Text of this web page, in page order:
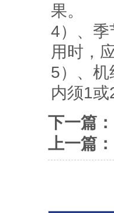
果。
4）、季
用时，
5）、
内须1
下一篇：
上一篇：